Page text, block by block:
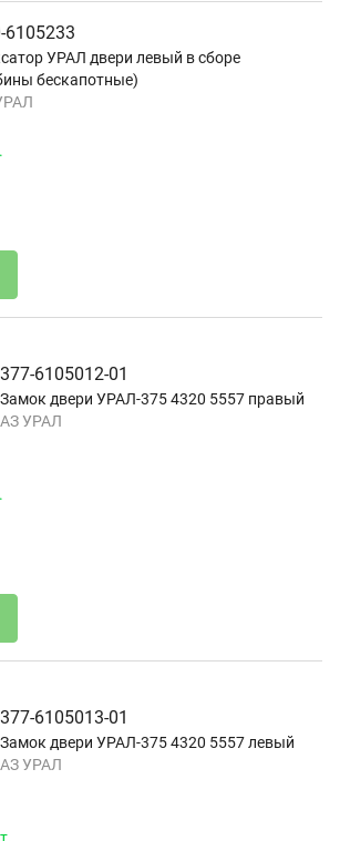
6105233
УРАЛ двери левый в сборе
бескапотные)
377-6105012-01
Замок двери УРАЛ-375 4320 5557 правый
АЗ УРАЛ
377-6105013-01
Замок двери УРАЛ-375 4320 5557 левый
АЗ УРАЛ